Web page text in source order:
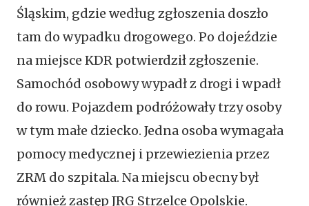
Śląskim, gdzie według zgłoszenia doszło
tam do wypadku drogowego. Po dojeździe
na miejsce KDR potwierdził zgłoszenie.
Samochód osobowy wypadł z drogi i wpadł
do rowu. Pojazdem podróżowały trzy osoby
w tym małe dziecko. Jedna osoba wymagała
pomocy medycznej i przewiezienia przez
ZRM do szpitala. Na miejscu obecny był
również zastęp JRG Strzelce Opolskie.